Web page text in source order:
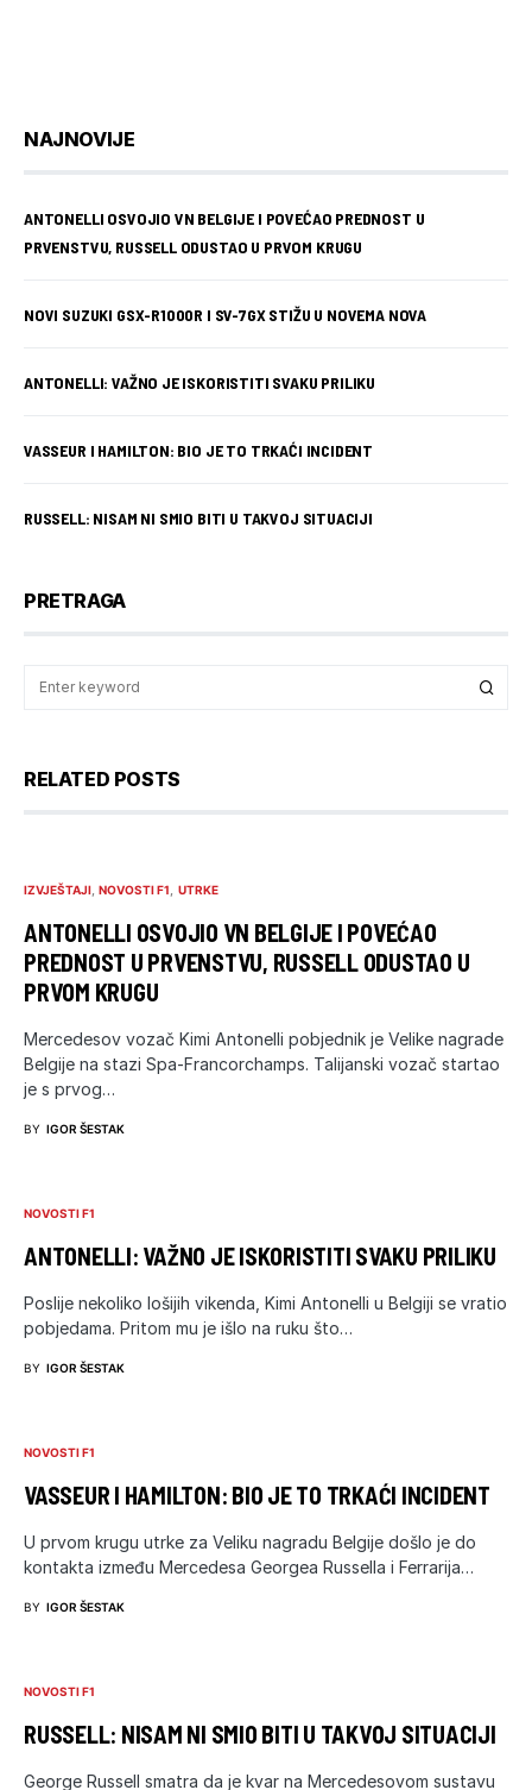
NAJNOVIJE
ANTONELLI OSVOJIO VN BELGIJE I POVEĆAO PREDNOST U
PRVENSTVU, RUSSELL ODUSTAO U PRVOM KRUGU
NOVI SUZUKI GSX-R1000R I SV-7GX STIŽU U NOVEMA NOVA
ANTONELLI: VAŽNO JE ISKORISTITI SVAKU PRILIKU
VASSEUR I HAMILTON: BIO JE TO TRKAĆI INCIDENT
RUSSELL: NISAM NI SMIO BITI U TAKVOJ SITUACIJI
PRETRAGA
RELATED POSTS
IZVJEŠTAJI NOVOSTI F1 UTRKE
ANTONELLI OSVOJIO VN BELGIJE I POVEĆAO
PREDNOST U PRVENSTVU, RUSSELL ODUSTAO U
PRVOM KRUGU
Mercedesov vozač Kimi Antonelli pobjednik je Velike nagrade
Belgije na stazi Spa-Francorchamps. Talijanski vozač startao
je s prvog…
BY IGOR ŠESTAK
NOVOSTI F1
ANTONELLI: VAŽNO JE ISKORISTITI SVAKU PRILIKU
Poslije nekoliko lošijih vikenda, Kimi Antonelli u Belgiji se vratio
pobjedama. Pritom mu je išlo na ruku što…
BY IGOR ŠESTAK
NOVOSTI F1
VASSEUR I HAMILTON: BIO JE TO TRKAĆI INCIDENT
U prvom krugu utrke za Veliku nagradu Belgije došlo je do
kontakta između Mercedesa Georgea Russella i Ferrarija…
BY IGOR ŠESTAK
NOVOSTI F1
RUSSELL: NISAM NI SMIO BITI U TAKVOJ SITUACIJI
George Russell smatra da je kvar na Mercedesovom sustavu